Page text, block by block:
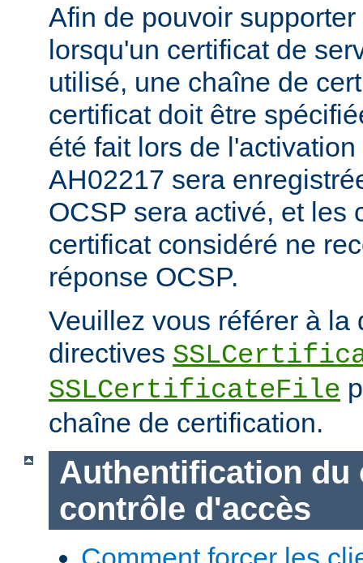
Afin de pouvoir
lorsqu'un certificat de
utilisé, une chaîne de
certificat doit être
été fait lors de
AH02217 sera
OCSP sera activé, et les
certificat considéré ne
réponse OCSP.
Veuillez vous référer à la
directives
SSLCertificateFile
chaîne de certification.
Authentification du
contrôle d'accès